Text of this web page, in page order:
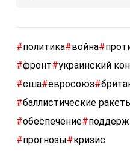
#политика#война#
#фронт#украинский
#сша#евросоюз#
#баллистические
#обеспечение#
#прогнозы#кризис